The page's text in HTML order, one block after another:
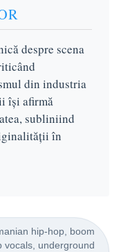
despre scena
din industria
își afirmă
subliniind
în
hip-hop, boom
vocals, underground